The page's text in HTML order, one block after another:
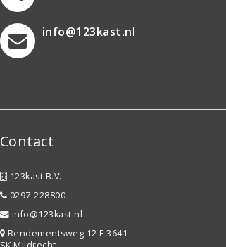
info@123kast.nl
Contact
123kast B.V.
0297-228800
info@123kast.nl
Rendementsweg 12 F 3641